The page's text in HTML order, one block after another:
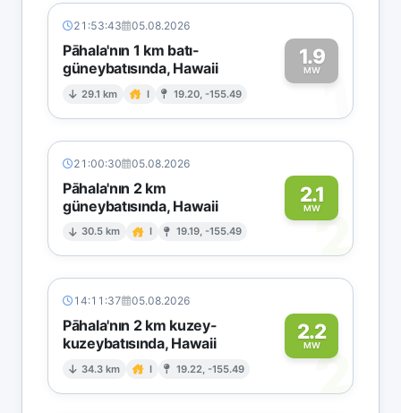
21:53:43 05.08.2026
Pāhala'nın 1 km batı-
güneybatısında, Hawaii
29.1 km I 19.20, -155.49
1.9
MW1
21:00:30 05.08.2026
Pāhala'nın 2 km
güneybatısında, Hawaii
30.5 km I 19.19, -155.49
2.1
MW2
14:11:37 05.08.2026
Pāhala'nın 2 km kuzey-
kuzeybatısında, Hawaii
34.3 km I 19.22, -155.49
2.2
MW
2